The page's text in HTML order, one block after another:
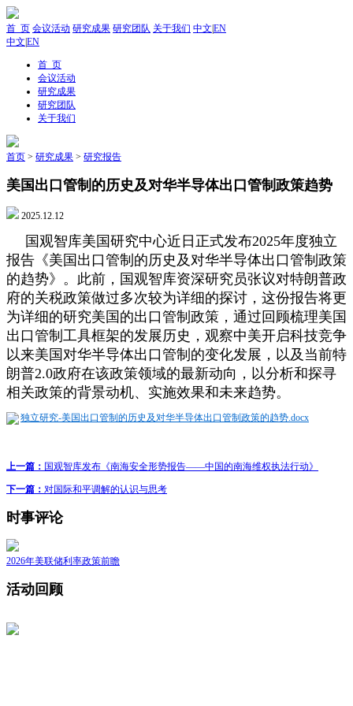
首 页 会议活动 研究成果 研究团队 关于我们 中文 EN
中文 EN
首 页
会议活动
研究成果
研究团队
关于我们
首页 > 研究成果 > 研究报告
美国出口管制的历史及对华半导体出口管制政策趋势
2025.12.12
国观智库美国研究中心近日正式发布2025年度独立
报告《美国出口管制的历史及对华半导体出口管制政策
的趋势》。此前，国观智库资深研究员张议对特朗普政
府的关税政策做过多次较为详细的探讨，这份报告将更
为详细的研究美国的出口管制政策，通过回顾梳理美国
出口管制工具框架的发展历史，观察中美开启科技竞争
以来美国对华半导体出口管制的变化发展，以及当前特
朗普2.0政府在该政策领域的最新动向，以分析和探寻
相关政策的背景动机、实施效果和未来趋势。
独立研究-美国出口管制的历史及对华半导体出口管制政策的趋势.docx
上一篇： 国观智库发布《南海安全形势报告——中国的南海维权执法行动》
下一篇： 对国际和平调解的认识与思考
时事评论
2026年美联储利率政策前瞻
活动回顾